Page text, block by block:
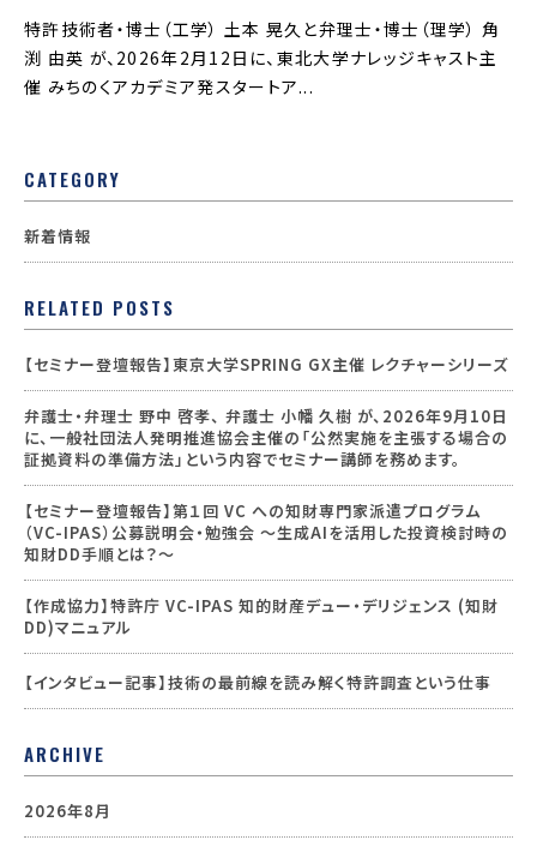
特許技術者・博士（工学） 土本 晃久と弁理士・博士（理学） 角
渕 由英 が、2026年2月12日に、東北大学ナレッジキャスト主
催 みちのくアカデミア発スタートア...
CATEGORY
新着情報
RELATED POSTS
【セミナー登壇報告】東京大学SPRING GX主催 レクチャーシリーズ
弁護士・弁理士 野中 啓孝、 弁護士 小幡 久樹 が、2026年9月10日
に、一般社団法人発明推進協会主催の「公然実施を主張する場合の
証拠資料の準備方法」という内容でセミナー講師を務めます。
【セミナー登壇報告】第１回 VC への知財専門家派遣プログラム
（VC-IPAS）公募説明会・勉強会 ～生成AIを活用した投資検討時の
知財DD手順とは？～
【作成協力】特許庁 VC-IPAS 知的財産デュー・デリジェンス (知財
DD)マニュアル
【インタビュー記事】技術の最前線を読み解く特許調査という仕事
ARCHIVE
2026年8月